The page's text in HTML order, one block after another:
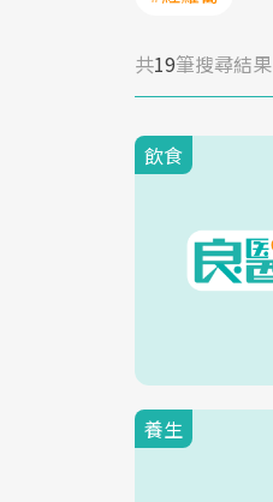
共19筆搜尋結果
飲食
養生